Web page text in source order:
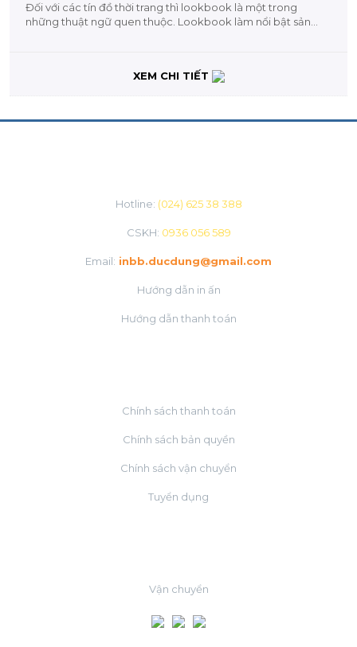
Đối với các tín đồ thời trang thì lookbook là một trong
những thuật ngữ quen thuộc. Lookbook làm nổi bật sản
XEM CHI TIẾT
Hotline: (024) 625 38 388
CSKH: 0936 056 589
Email: inbb.ducdung@gmail.com
Hướng dẫn in ấn
Hướng dẫn thanh toán
Chính sách thanh toán
Chính sách bản quyền
Chính sách vận chuyển
Tuyển dụng
Vận chuyển